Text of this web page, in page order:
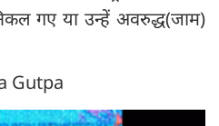
गए या उन्हें अवरुद्ध(जाम)
Gutpa